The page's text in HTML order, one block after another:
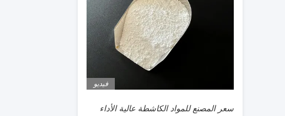
فيديو
سعر المصنع للمواد الكاشطة عالية الأداء